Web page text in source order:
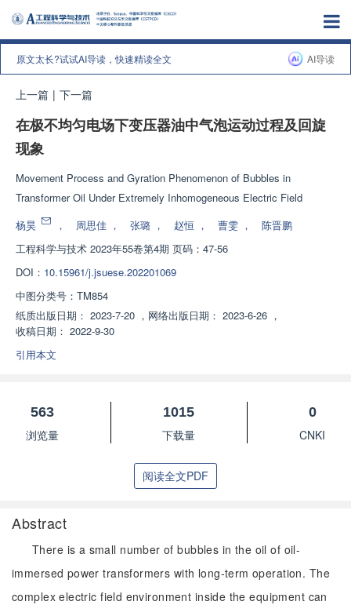
原文太长?试试AI导读，快速精读全文 AI导读
上一篇 | 下一篇
在极不均匀电场下变压器油中气泡运动过程及回旋
现象
Movement Process and Gyration Phenomenon of Bubbles in
Transformer Oil Under Extremely Inhomogeneous Electric Field
杨昊
， 周思佳 ， 张璐 ， 赵恒 ， 曹雯 ，
陈晋鹏
工程科学与技术 2023年55卷第4期 页码：47-56
DOI： 10.15961/j.jsuese.202201069
中图分类号： TM854
纸质出版日期： 2023-7-20 ， 网络出版日期： 2023-6-26 ，
收稿日期： 2022-9-30
引用本文
563
浏览量
1015
下载量
0
CNKI
阅读全文PDF
Abstract
There is a small number of bubbles in the oil of oil-
immersed power transformers with long-term operation. The
complex electric field environment inside the equipment can